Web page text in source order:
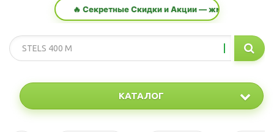
🔥 Секретные Скидки и Акции — жми сюда!
КАТАЛОГ